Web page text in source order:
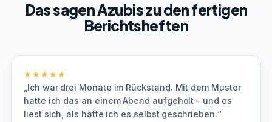
Das sagen Azubis zu den fertigen
Berichtsheften
★★★★★
„Ich war drei Monate im Rückstand. Mit dem Muster
hatte ich das an einem Abend aufgeholt – und es
liest sich, als hätte ich es selbst geschrieben.“